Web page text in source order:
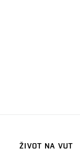
ŽIVOT NA VUT